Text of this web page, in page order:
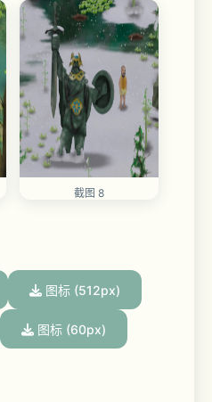
截图 8
图标 (512px)
图标 (60px)